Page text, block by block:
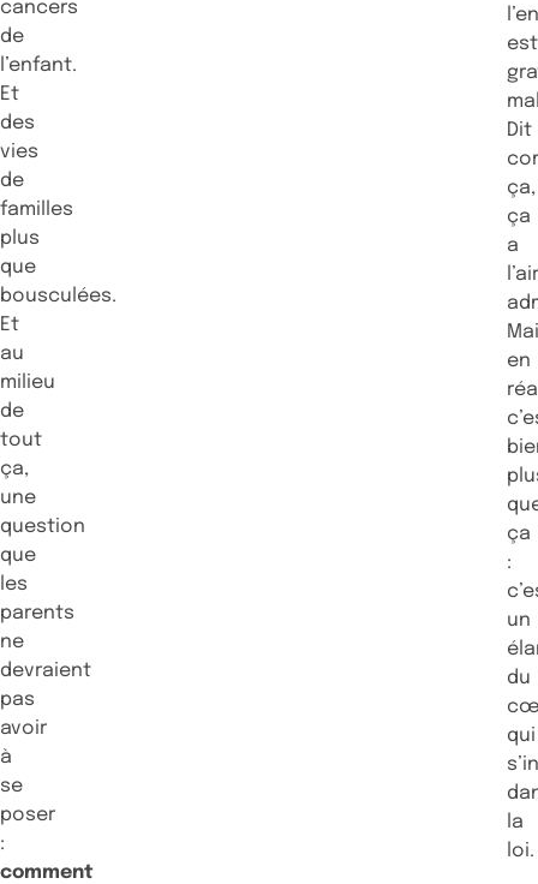
cancers
de
l’enfant.
Et
des
vies
de
familles
plus
que
bousculées.
Et
au
milieu
de
tout
ça,
une
question
que
les
parents
ne
devraient
pas
avoir
à
se
poser
:
comment
est
Dit
ça,
ça
a
en
ça
:
un
du
qui
la
loi.